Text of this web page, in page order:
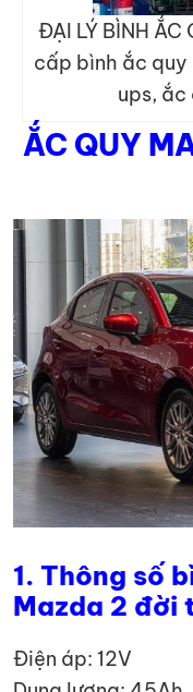
ĐẠI LÝ BÌNH ẮC
cấp bình ắc
ups,
ẮC QUY
1. Thông số
Mazda 2 đời
Điện áp: 12V